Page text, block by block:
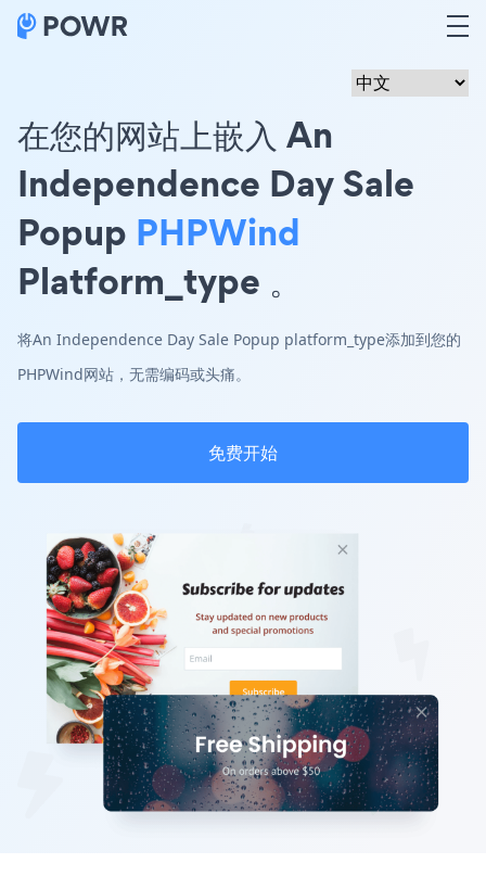
在您的网站上嵌入 An
Independence Day Sale
Popup PHPWind
Platform_type 。
将An Independence Day Sale Popup platform_type添加到您的
PHPWind网站，无需编码或头痛。
免费开始